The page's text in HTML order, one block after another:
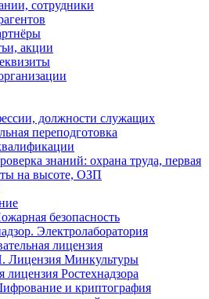
сотрудники
акции
должности служащих
переподготовка
знаний: охрана труда, первая
на высоте, ОЗП
безопасность
Электролаборатория
лицензия
Минкультуры
лицензия Ростехнадзора
и криптография